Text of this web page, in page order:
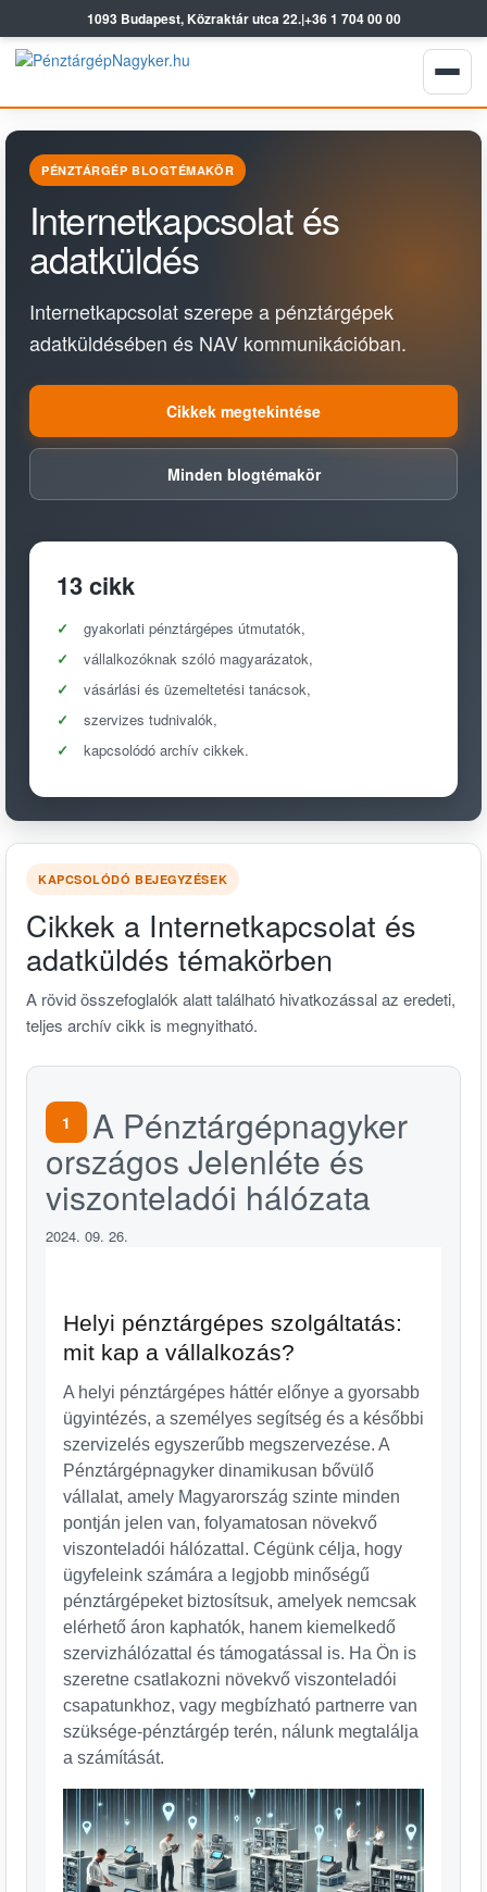
1093 Budapest, Közraktár utca 22.|+36 1 704 00 00
PÉNZTÁRGÉP BLOGTÉMAKÖR
Internetkapcsolat és
adatküldés
Internetkapcsolat szerepe a pénztárgépek
adatküldésében és NAV kommunikációban.
Cikkek megtekintése
Minden blogtémakör
13 cikk
gyakorlati pénztárgépes útmutatók,
vállalkozóknak szóló magyarázatok,
vásárlási és üzemeltetési tanácsok,
szervizes tudnivalók,
kapcsolódó archív cikkek.
KAPCSOLÓDÓ BEJEGYZÉSEK
Cikkek a Internetkapcsolat és
adatküldés témakörben
A rövid összefoglalók alatt található hivatkozással az eredeti,
teljes archív cikk is megnyitható.
1 A Pénztárgépnagyker
országos Jelenléte és
viszonteladói hálózata
2024. 09. 26.
Helyi pénztárgépes szolgáltatás:
mit kap a vállalkozás?
A helyi pénztárgépes háttér előnye a gyorsabb
ügyintézés, a személyes segítség és a későbbi
szervizelés egyszerűbb megszervezése. A
Pénztárgépnagyker dinamikusan bővülő
vállalat, amely Magyarország szinte minden
pontján jelen van, folyamatosan növekvő
viszonteladói hálózattal. Cégünk célja, hogy
ügyfeleink számára a legjobb minőségű
pénztárgépeket biztosítsuk, amelyek nemcsak
elérhető áron kaphatók, hanem kiemelkedő
szervizhálózattal és támogatással is. Ha Ön is
szeretne csatlakozni növekvő viszonteladói
csapatunkhoz, vagy megbízható partnerre van
szüksége-pénztárgép terén, nálunk megtalálja
a számítását.